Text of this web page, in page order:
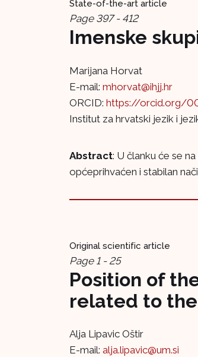
State-of-the-art article
Page 397 - 412
Imenske
Marijana Horvat
E-mail: mhorvat@ihjj.hr
ORCID: https://orcid.org/
Institut za hrvatski jezik i
Abstract: U članku će se
općeprihvaćen i stabilan
Original scientific article
Page 1 - 25
Position of
related to
Alja Lipavic Oštir
E-mail: alja.lipavic@um.si